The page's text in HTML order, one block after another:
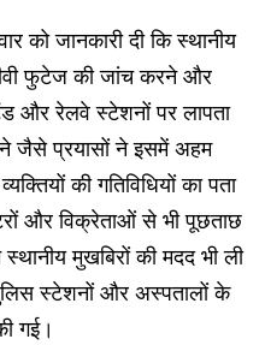
को जानकारी दी कि स्थानीय
फुटेज की जांच करने और
और रेलवे स्टेशनों पर लापता
जैसे प्रयासों ने इसमें अहम
की गतिविधियों का पता
और विक्रेताओं से भी पूछताछ
मुखबिरों की मदद भी ली
स्टेशनों और अस्पतालों के
गई।